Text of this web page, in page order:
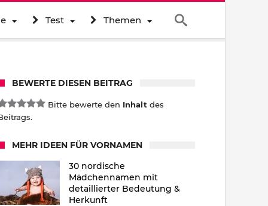
Test Themen
BEWERTE DIESEN BEITRAG
Bitte bewerte den Inhalt des
MEHR IDEEN FÜR VORNAMEN
30 nordische
Mädchennamen mit
detaillierter Bedeutung &
Herkunft